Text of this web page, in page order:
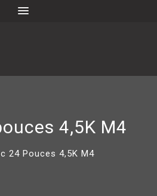
4,5K M4
24 Pouces 4,5K M4